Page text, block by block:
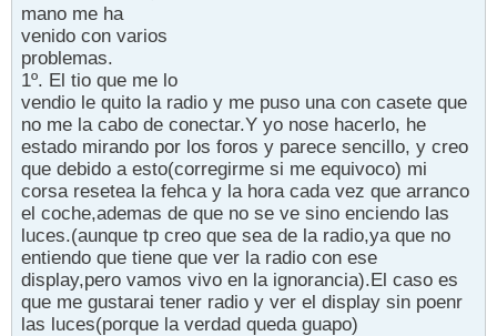
mano me ha
venido con varios
problemas.
1º. El tio que me lo
vendio le quito la radio y me puso una con casete que
no me la cabo de conectar.Y yo nose hacerlo, he
estado mirando por los foros y parece sencillo, y creo
que debido a esto(corregirme si me equivoco) mi
corsa resetea la fehca y la hora cada vez que arranco
el coche,ademas de que no se ve sino enciendo las
luces.(aunque tp creo que sea de la radio,ya que no
entiendo que tiene que ver la radio con ese
display,pero vamos vivo en la ignorancia).El caso es
que me gustarai tener radio y ver el display sin poenr
las luces(porque la verdad queda guapo)